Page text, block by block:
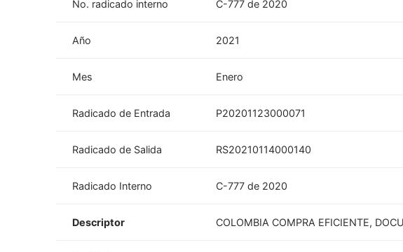
No. radicado interno C-777 de 2020
Año 2021
Mes Enero
Radicado de Entrada P20201123000071
Radicado de Salida RS20210114000140
Radicado Interno C-777 de 2020
Descriptor COLOMBIA COMPRA EFICIENTE,